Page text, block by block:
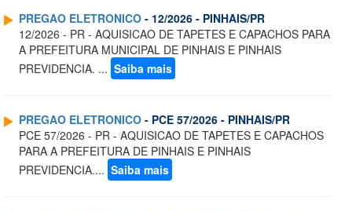
PREGAO ELETRONICO - 12/2026 - PINHAIS/PR
12/2026 - PR - AQUISICAO DE TAPETES E CAPACHOS PARA
A PREFEITURA MUNICIPAL DE PINHAIS E PINHAIS
PREVIDENCIA. ... Saiba mais
PREGAO ELETRONICO - PCE 57/2026 - PINHAIS/PR
PCE 57/2026 - PR - AQUISICAO DE TAPETES E CAPACHOS
PARA A PREFEITURA DE PINHAIS E PINHAIS
PREVIDENCIA.... Saiba mais